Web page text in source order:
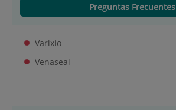
Preguntas Frecuentes
Varixio
Venaseal